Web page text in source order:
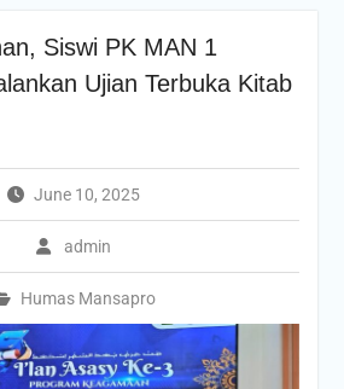
Siswi PK MAN 1
Ujian Terbuka Kitab
June 10, 2025
admin
Humas Mansapro